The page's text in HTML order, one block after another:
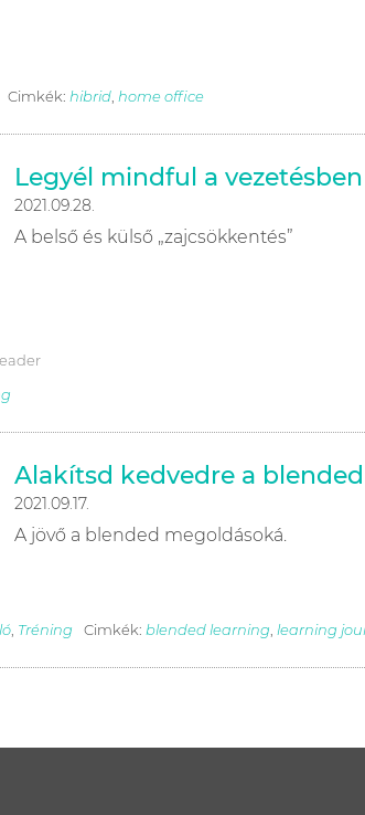
Cimkék: hibrid, home office
Legyél mindful a vezetésben
2021.09.28.
A belső és külső „zajcsökkentés”
Alakítsd kedvedre a
2021.09.17.
A jövő a blended megoldásoká.
Tréning Cimkék: blended learning learning